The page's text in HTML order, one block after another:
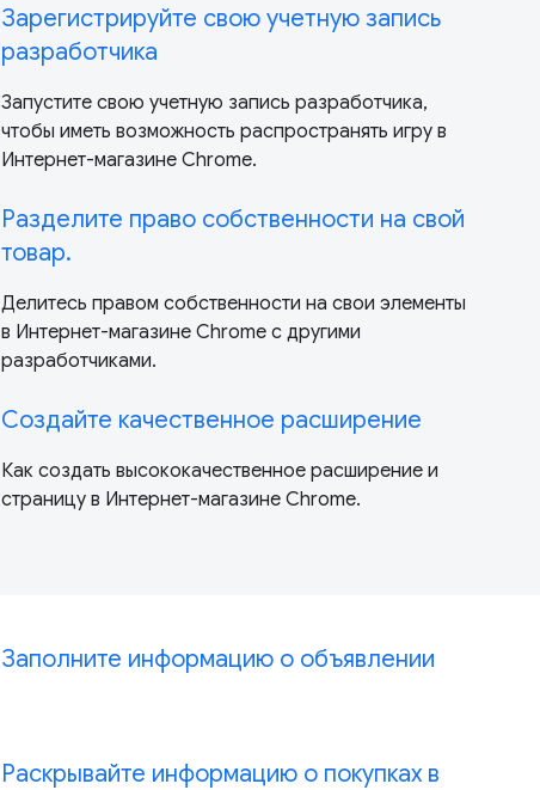
Зарегистрируйте свою учетную запись
разработчика
Запустите свою учетную запись разработчика,
чтобы иметь возможность распространять игру в
Интернет-магазине Chrome.
Разделите право собственности на свой
товар.
Делитесь правом собственности на свои элементы
в Интернет-магазине Chrome с другими
разработчиками.
Создайте качественное расширение
Как создать высококачественное расширение и
страницу в Интернет-магазине Chrome.
Заполните информацию о объявлении
Раскрывайте информацию о покупках в